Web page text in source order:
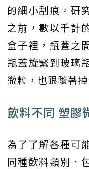
的細小刮痕。研
之前，數以千計
盒子裡，瓶蓋之
瓶蓋旋緊到玻璃
微粒，也跟隨著掉
飲料不同 塑膠
為了了解各種可
同種飲料類別、